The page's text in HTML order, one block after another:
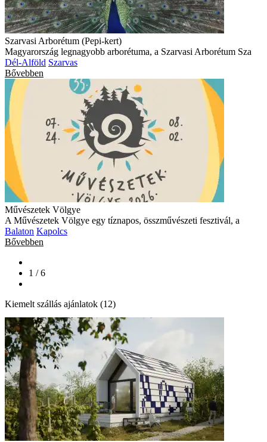
Szarvasi Arborétum (Pepi-kert)
Magyarország legnagyobb arborétuma, a Szarvasi Arborétum Sza
Dél-Alföld Szarvas
Bővebben
Művészetek Völgye
A Művészetek Völgye egy tíznapos, összművészeti fesztivál, a
Balaton Kapolcs
Bővebben
1 / 6
Kiemelt szállás ajánlatok (12)